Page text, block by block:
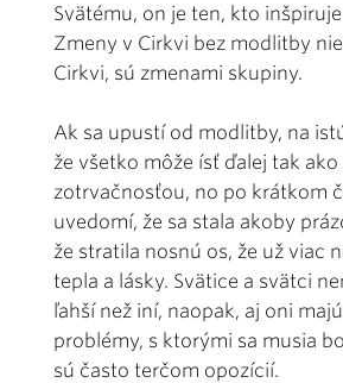
Svätému, on je ten, kto
Zmeny v Cirkvi bez modlitby
Cirkvi, sú zmenami skupiny.
Ak sa upustí od modlitby, na
že všetko môže ísť ďalej tak ako
zotrvačnosťou, no po krátkom
uvedomí, že sa stala akoby
že stratila nosnú os, že už viac
tepla a lásky. Svätice a svätci
ľahší než iní, naopak, aj oni
problémy, s ktorými sa musia
sú často terčom opozícií.